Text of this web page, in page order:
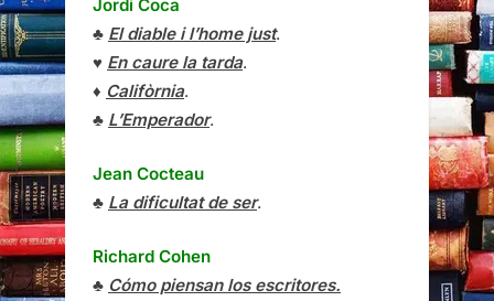
Jordi Coca
♣ El diable i l’home just.
♥ En caure la tarda.
♦ Califòrnia.
♣ L’Emperador.
Jean Cocteau
♣ La dificultat de ser.
Richard Cohen
♣ Cómo piensan los escritores.